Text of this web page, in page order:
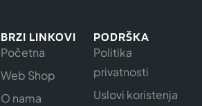
BRZI LINKOVI
Početna
Web Shop
O nama
PODRŠKA
Politika
privatnosti
Uslovi koristenja